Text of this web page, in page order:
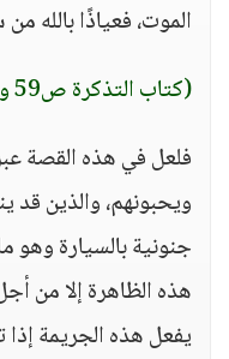
الموت، فعياذًا بالله
(كتاب التذكرة ص59 وكتاب الجواب الكافي ص249)
فلعل في هذه القصة
ويحبونهم، والذين قد
جنونية بالسيارة
هذه الظاهرة إلا من
يفعل هذه الجريمة